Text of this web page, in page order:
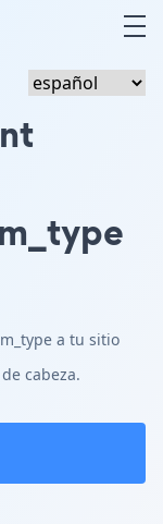
a tu sitio
cabeza.